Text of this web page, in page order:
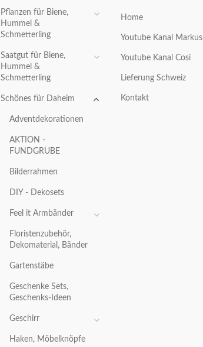
Pflanzen für Biene,
Hummel &
Schmetterling
Saatgut für Biene,
Hummel &
Schmetterling
Schönes für Daheim
Adventdekorationen
AKTION -
FUNDGRUBE
Bilderrahmen
DIY - Dekosets
Feel it Armbänder
Floristenzubehör,
Dekomaterial, Bänder
Gartenstäbe
Geschenke Sets,
Geschenks-Ideen
Geschirr
Haken, Möbelknöpfe
Home
Youtube Kanal Markus
Youtube Kanal Cosi
Lieferung Schweiz
Kontakt